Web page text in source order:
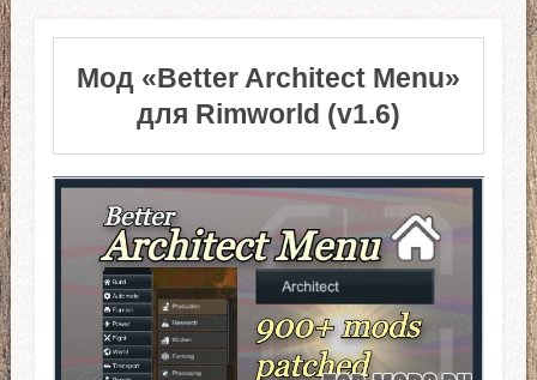
Мод «Better Architect Menu»
для Rimworld (v1.6)